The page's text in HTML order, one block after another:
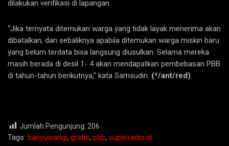
dilakukan verifikasi di lapangan.
“Jika ternyata ditemukan warga yang tidak layak menerima akan
dibatalkan, dan sebaliknya apabila ditemukan warga miskin baru
yang belum terdata bisa langsung diusulkan. Selama mereka
masih berada di desil 1- 4 akan mendapatkan pembebasan PBB
di tahun-tahun berikutnya,” kata Samsudin. (*/ant/red)
Jumlah Pengunjung: 206
Tags: banyuwangi, gratis, pbb, superradio.id